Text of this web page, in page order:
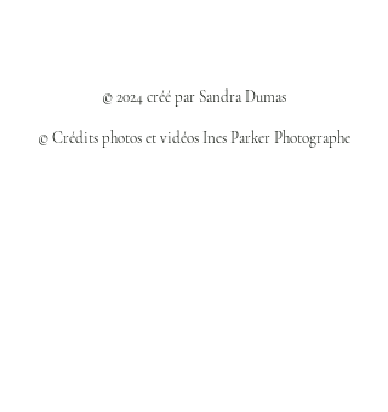
© 2024 créé par Sandra Dumas
© Crédits photos et vidéos Ines Parker Photographe